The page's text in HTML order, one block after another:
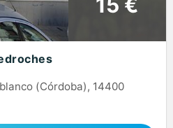
(Córdoba), 14400